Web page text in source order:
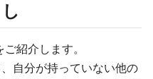
紹介します。
自分が持っていない他の